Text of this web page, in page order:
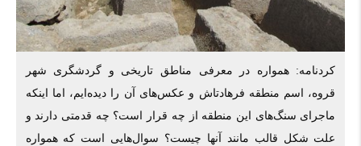
کردنامه: همواره در معرفی مناطق تاریخی و گردشگری شهر
قروه، اسم منطقه فرهادتاش و عکس‌های آن را دیده‌ایم، اما اینکه
ماجرای سنگ‌های این منطقه از چه قرار است؟ چه قدمتی دارند و
علت شکل قالب مانند آنها چیست؟ سوال‌هایی است که همواره